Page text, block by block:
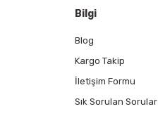
Bilgi
Blog
Kargo Takip
İletişim Formu
Sık Sorulan Sorular